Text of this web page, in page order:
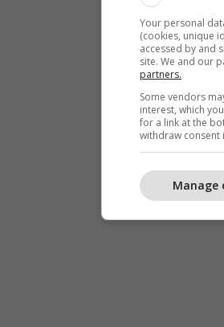
Your personal
(cookies, unique
accessed by and
site. We and our
partners.
Some vendors
interest, which
for a link at the
withdraw consent
Manage